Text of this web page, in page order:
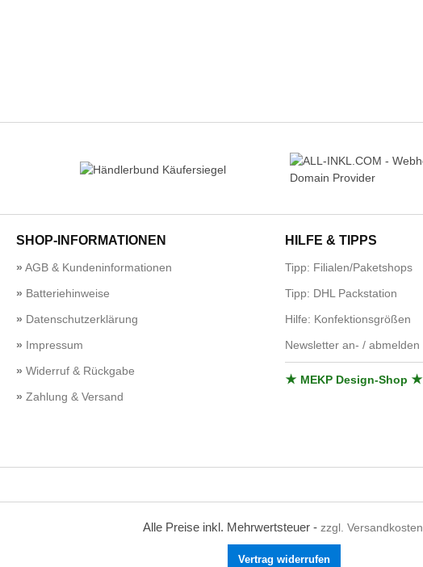
SHOP-INFORMATIONEN
AGB & Kundeninformationen
Batteriehinweise
Datenschutzerklärung
Impressum
Widerruf & Rückgabe
Zahlung & Versand
HILFE & TIPPS
Tipp: Filialen/Paketshops
Tipp: DHL Packstation
Hilfe: Konfektionsgrößen
Newsletter an- / abmelden
★ MEKP Design-Shop ★
Alle Preise inkl. Mehrwertsteuer - zzgl. Versandkosten
Vertrag widerrufen